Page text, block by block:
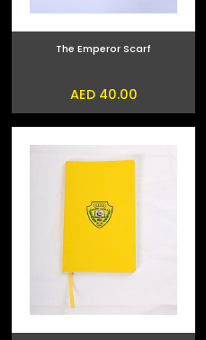
The Emperor Scarf
AED 40.00